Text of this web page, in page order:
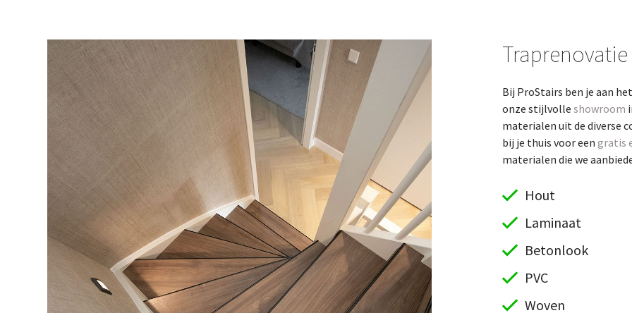
Traprenovatie
Bij ProStairs ben je aan
onze stijlvolle showroom
materialen uit de diverse
bij je thuis voor een gratis
materialen die we
Hout
Laminaat
Betonlook
PVC
Woven